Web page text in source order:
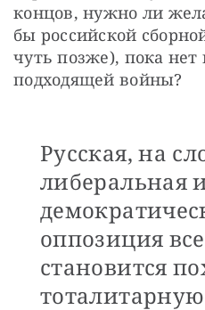
концов, нужно ли
бы российской
чуть позже), пока нет
подходящей войны?
Русская, на
либеральная
оппозиция
становится
тоталитарную